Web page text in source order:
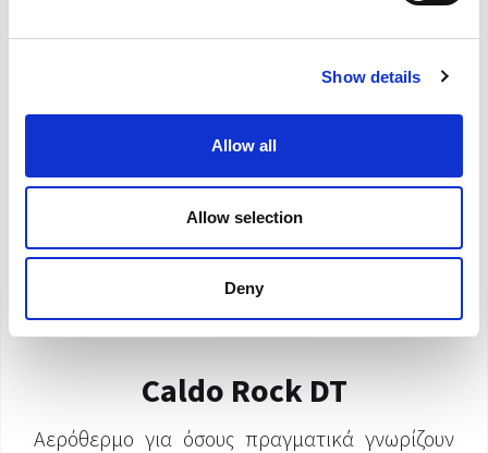
Show details
Allow all
Allow selection
Deny
Caldo Rock DT
Αερόθερμο για όσους πραγματικά γνωρίζουν